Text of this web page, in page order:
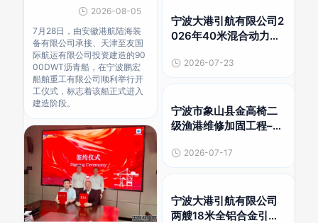
2026-08-05
7月28日，由安徽港航陆海装
备有限公司承接、天津至友国
际航运有限公司投资建造的90
00DWT沥青船，在宁波鹏宏
船舶重工有限公司顺利举行开
工仪式，标志着该船正式进入
建造阶段。
宁波大港引航有限公司2
026年40米混合动力钢
示 2026-07-23
宁波市象山县金高椅二
级渔港维修加固工程–趸
2026-07-17
宁波大港引航有限公司
两艘18米全铝合金引航